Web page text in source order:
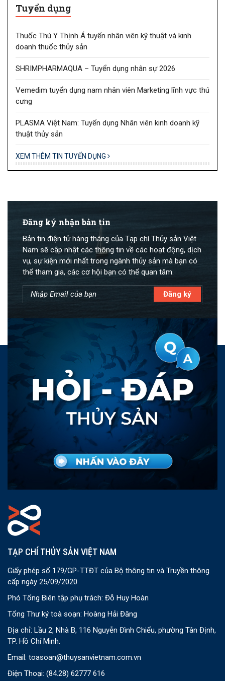
Tuyển dụng
Thuốc Thú Y Thịnh Á tuyển nhân viên kỹ thuật và kinh
doanh thuốc thủy sản
SHRIMPHARMAQUA – Tuyển dụng nhân sự 2026
Vemedim tuyển dụng nam nhân viên Marketing lĩnh vực thú
cưng
PLASMA Việt Nam: Tuyển dụng Nhân viên kinh doanh kỹ
thuật thủy sản
XEM THÊM TIN TUYỂN DỤNG
Đăng ký nhận bản tin
Bản tin điện tử hàng tháng của Tạp chí Thủy sản Việt
Nam sẽ cập nhật các thông tin về các hoạt động, dịch
vụ, sự kiện mới nhất trong ngành thủy sản mà bạn có
thể tham gia, các cơ hội bạn có thể quan tâm.
TẠP CHÍ THỦY SẢN VIỆT NAM
Giấy phép số 179/GP-TTĐT của Bộ thông tin và Truyền thông
cấp ngày 25/09/2020
Phó Tổng Biên tập phụ trách: Đỗ Huy Hoàn
Tổng Thư ký toà soạn: Hoàng Hải Đăng
Địa chỉ: Lầu 2, Nhà B, 116 Nguyễn Đình Chiểu, phường Tân Định,
TP. Hồ Chí Minh.
Email: toasoan@thuysanvietnam.com.vn
Điện Thoại: (84.28) 62777 616